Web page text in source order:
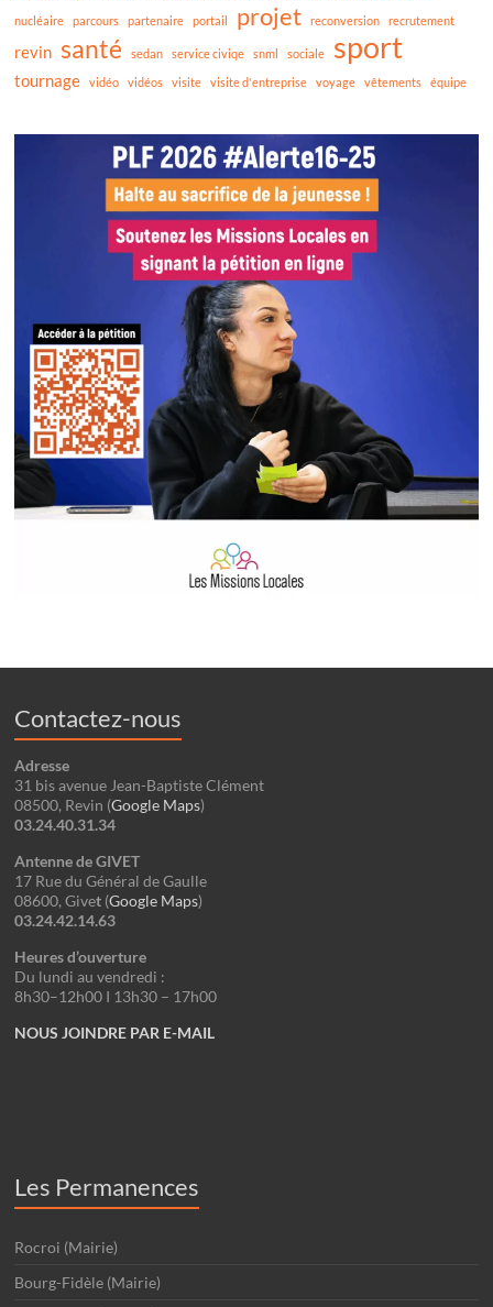
nucléaire parcours partenaire portail projet reconversion recrutement
revin santé sedan service civiqe snml sociale sport
tournage vidéo vidéos visite visite d'entreprise voyage vêtements équipe
Contactez-nous
Adresse
31 bis avenue Jean-Baptiste Clément
08500, Revin (Google Maps)
03.24.40.31.34
Antenne de GIVET
17 Rue du Général de Gaulle
08600, Givet (Google Maps)
03.24.42.14.63
Heures d’ouverture
Du lundi au vendredi :
8h30–12h00 I 13h30 – 17h00
NOUS JOINDRE PAR E-MAIL
Les Permanences
Rocroi (Mairie)
Bourg-Fidèle (Mairie)